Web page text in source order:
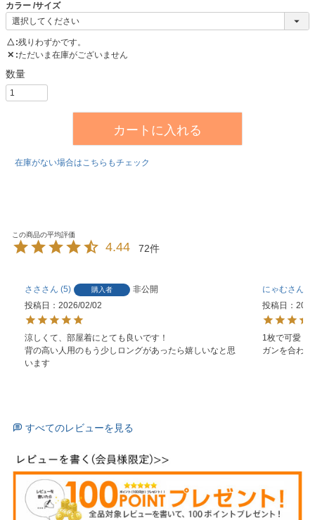
カラー サイズ
△ 残りわずかです。
✕ ただいま在庫がございません
カートに入れる
在庫がない場合はこちらもチェック
4.44 72
ささ 5 購入者
非公開
投稿日
2026/02/02
涼しくて、部屋着にとても良いです！
背の高い人用のもう少しロングがあったら嬉しいなと思
います
にゃむ
投稿日
1枚で可愛く
ガンを合わ
すべてのレビューを見る